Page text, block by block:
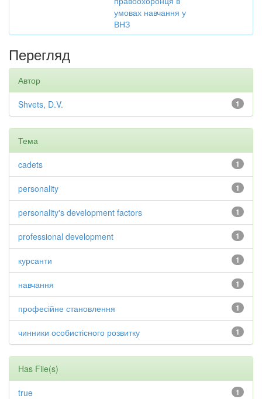
умовах навчання у
ВНЗ
Перегляд
Автор
1
Shvets, D.V.
Тема
1
cadets
1
personality
1
personality's development factors
1
professional development
1
курсанти
1
навчання
1
професійне становлення
1
чинники особистісного розвитку
Has File(s)
1
true